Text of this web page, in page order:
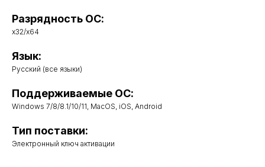
Разрядность ОС:
x32/x64
Язык:
Русский (все языки)
Поддерживаемые ОС:
Windows 7/8/8.1/10/11, MacOS, iOS, Android
Тип поставки:
Электронный ключ активации